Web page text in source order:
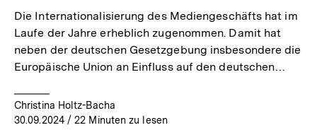
Die Internationalisierung des Mediengeschäfts hat im
Laufe der Jahre erheblich zugenommen. Damit hat
neben der deutschen Gesetzgebung insbesondere die
Europäische Union an Einfluss auf den deutschen…
Christina Holtz-Bacha
30.09.2024/ 22 Minuten zu lesen